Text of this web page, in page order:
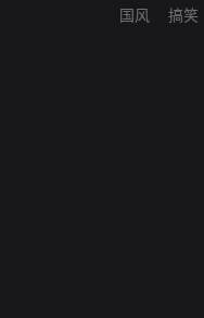
国风
搞笑